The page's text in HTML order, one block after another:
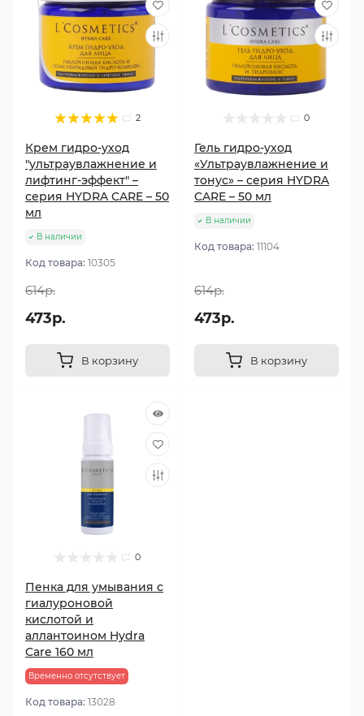
2
Крем гидро-уход
"ультраувлажнение и
лифтинг-эффект" –
серия HYDRA CARE – 50
мл
В наличии
Код товара: 10305
614р.
473р.
В корзину
0
Гель гидро-уход
«Ультраувлажнение и
тонус» – серия HYDRA
CARE – 50 мл
В наличии
Код товара: 11104
614р.
473р.
В корзину
0
Пенка для умывания с
гиалуроновой
кислотой и
аллантоином Hydra
Сare 160 мл
Временно отсутствует
Код товара: 13028